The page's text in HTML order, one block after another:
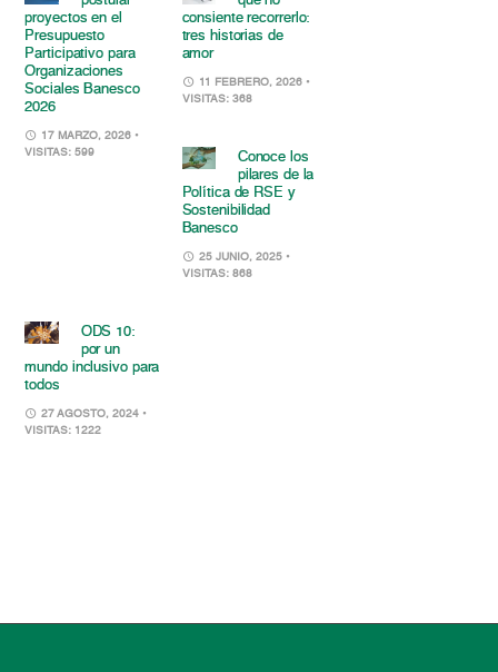
proyectos en el
Presupuesto
Participativo para
Organizaciones
Sociales Banesco
2026
17 MARZO, 2026 •
VISITAS: 599
consiente recorrerlo:
tres historias de
amor
11 FEBRERO, 2026 •
VISITAS: 368
Conoce los
pilares de la
Política de RSE y
Sostenibilidad
Banesco
25 JUNIO, 2025 •
VISITAS: 868
ODS 10:
por un
mundo inclusivo para
todos
27 AGOSTO, 2024 •
VISITAS: 1222